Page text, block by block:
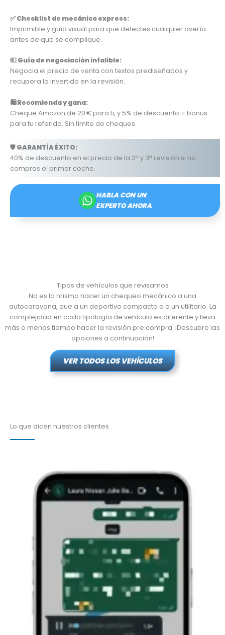
✅ Checklist de mecánico express:
Imprimible y guía visual para que detectes cualquier avería
antes de que se complique.
💶 Guía de negociación infalible:
Negocia el precio de venta con textos prediseñados y
recupera lo invertido en la revisión.
🛍️ Recomienda y gana:
Cheque Amazon de 20 € para ti, y 5% de descuento + bonus
para tu referido. Sin límite de cheques.
🛡️ GARANTÍA ÉXITO:
40% de descuento en el precio de la 2ª y 3ª revisión si no
compras el primer coche.
HABLA CON UN
EXPERTO AHORA
Tipos de vehículos que revisamos
No es lo mismo hacer un chequeo mecánico a una
autocaravana, que a un deportivo compacto o a un utilitario. La
complejidad en cada tipología de vehículo es diferente y lleva
más o menos tiempo hacer la revisión pre compra. ¡Descubre las
opciones a continuación!
VER TODOS LOS VEHÍCULOS
Lo que dicen nuestros clientes